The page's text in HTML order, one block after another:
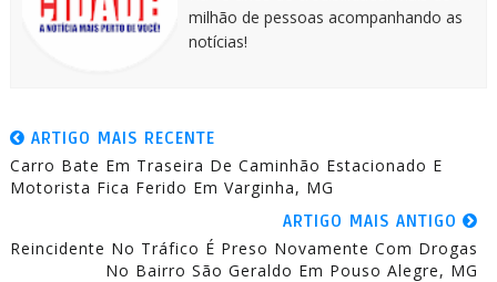
milhão de pessoas acompanhando as
notícias!
ARTIGO MAIS RECENTE
Carro Bate Em Traseira De Caminhão Estacionado E
Motorista Fica Ferido Em Varginha, MG
ARTIGO MAIS ANTIGO
Reincidente No Tráfico É Preso Novamente Com Drogas
No Bairro São Geraldo Em Pouso Alegre, MG